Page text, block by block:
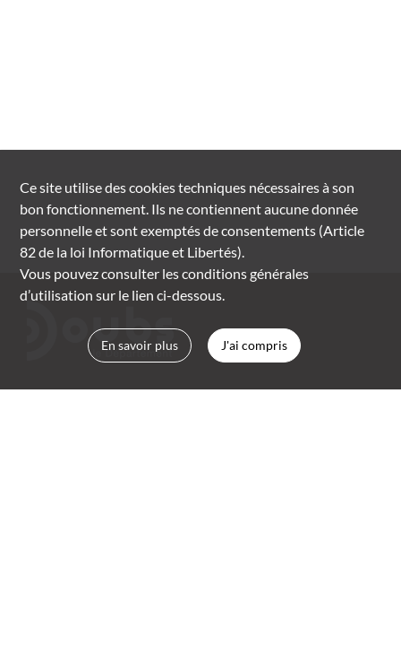
Ce site utilise descookiestechniques nécessaires à son
bon fonctionnement. Ils ne contiennent aucune donnée
personnelle et sont exemptés de consentements (Article
82 de la loi Informatique et Libertés).
Vous pouvez consulter les conditions générales
d’utilisation sur le lien ci-dessous.
En savoir plus J'ai compris